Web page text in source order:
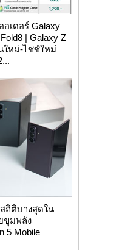
เดอร์ Galaxy
| Galaxy Z
ใหม่-ไซซ์ใหม่
ถิติบางสุดใน
ขุมพลัง
5 Mobile